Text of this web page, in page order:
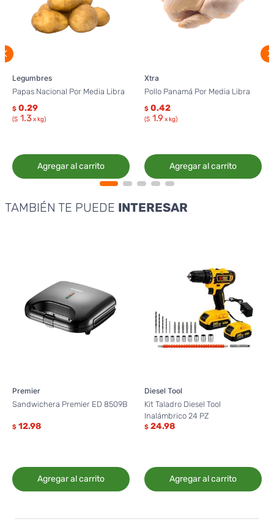
Legumbres
Papas Nacional Por Media Libra
$ 0.29
($ 1.3x kg)
Agregar al carrito
Xtra
Pollo Panamá Por Media Libra
$ 0.42
($ 1.9 x kg)
Agregar al carrito
TAMBIÉN TE PUEDE INTERESAR
Premier
Sandwichera Premier ED 8509B
$ 12.98
Agregar al carrito
Diesel Tool
Kit Taladro Diesel Tool
Inalámbrico 24 PZ
$ 24.98
Agregar al carrito